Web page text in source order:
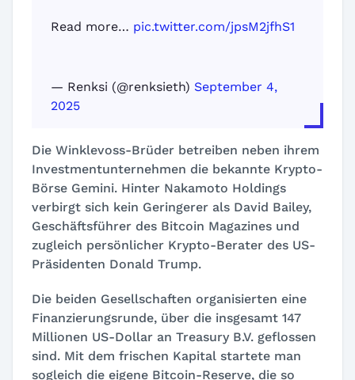
Read more… pic.twitter.com/jpsM2jfhS1
— Renksi (@renksieth) September 4,
2025
Die Winklevoss-Brüder betreiben neben ihrem
Investmentunternehmen die bekannte Krypto-
Börse Gemini. Hinter Nakamoto Holdings
verbirgt sich kein Geringerer als David Bailey,
Geschäftsführer des Bitcoin Magazines und
zugleich persönlicher Krypto-Berater des US-
Präsidenten Donald Trump.
Die beiden Gesellschaften organisierten eine
Finanzierungsrunde, über die insgesamt 147
Millionen US-Dollar an Treasury B.V. geflossen
sind. Mit dem frischen Kapital startete man
sogleich die eigene Bitcoin-Reserve, die so